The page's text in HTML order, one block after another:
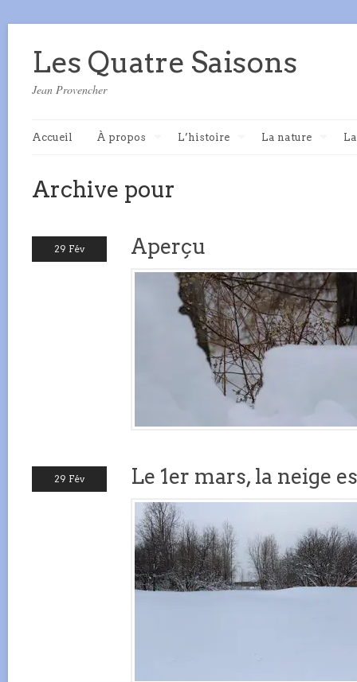
Les Quatre Saisons
Jean Provencher
Accueil À propos L’histoire La nature
Archive pour
29 Fév Aperçu
29 Fév Le 1er mars, la neige